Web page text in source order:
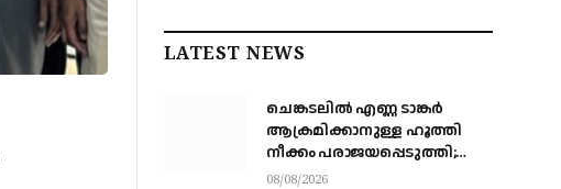
LATEST NEWS
ചെങ്കടലില്‍ എണ്ണ ടാങ്കര്‍
ആക്രമിക്കാനുള്ള ഹൂത്തി
നീക്കം പരാജയപ്പെടുത്തി;
യെമൻ സംഘർഷത്തിലേക്ക്
08/08/2026